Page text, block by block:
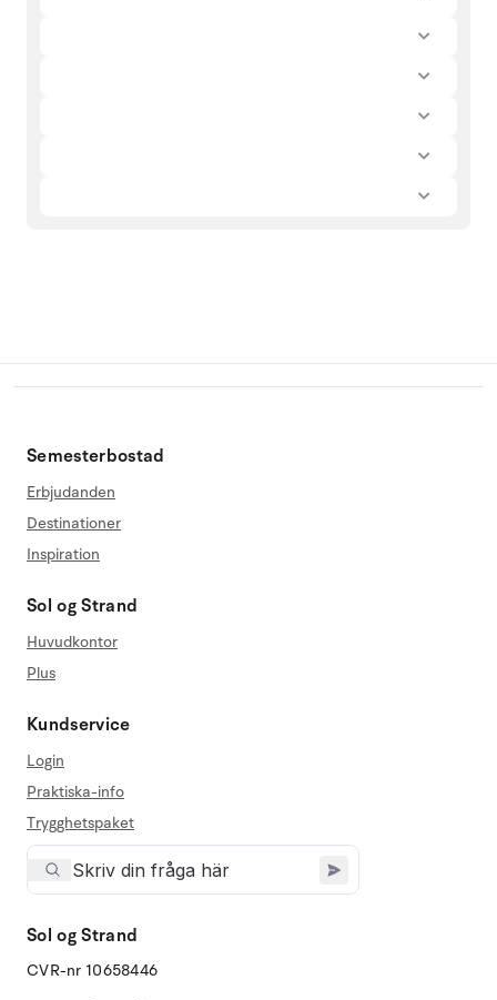
Semesterbostad
Erbjudanden
Destinationer
Inspiration
Sol og Strand
Huvudkontor
Plus
Kundservice
Login
Praktiska-info
Trygghetspaket
Sol og Strand
CVR-nr 10658446